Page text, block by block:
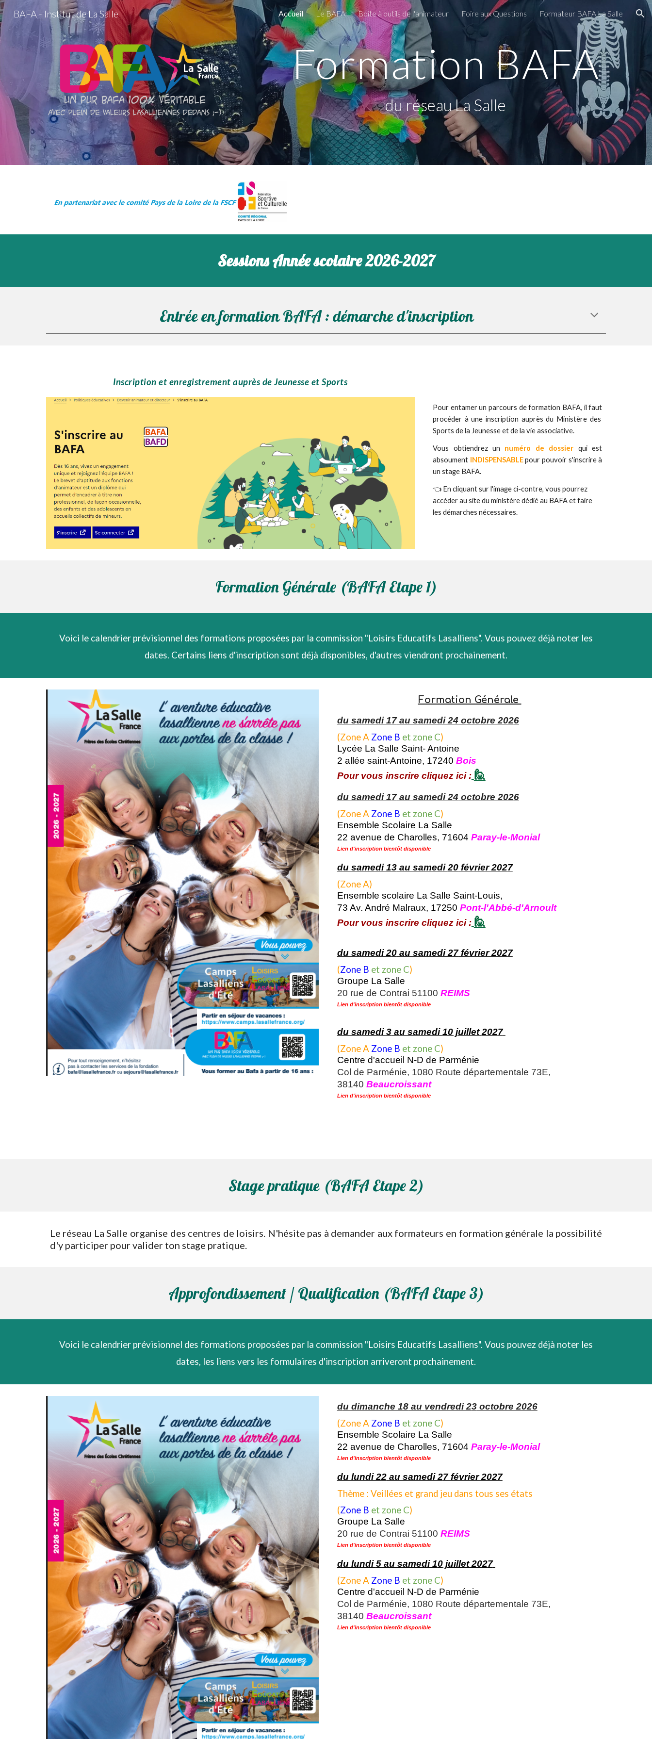
Skip to main content Skip to navigation
BAFA - Institut de La Salle Accueil Le BAFA Boîte à outils de l'animateur Foire aux Questions Formateur BAFA La Salle
Formation BAFA
du réseau La Salle
Sessions Année scolaire 2026-2027
Entrée en formation BAFA : démarche d'inscription
Inscription et enregistrement auprès de Jeunesse et Sports
Pour entamer un parcours de formation BAFA, ilfaut
procéder à une inscription auprès du Ministère des
Sports de la Jeunesse et de la vie associative.
Vous obtiendrez un numéro de dossier qui est
absoument INDISPENSABLEpour pouvoir s'inscrire à
un stage BAFA.
👈 En cliquant sur l'image ci-contre, vous pourrez
accéder au site du ministère dédié au BAFA et faire
les démarches nécessaires.
Formation Générale (BAFA Etape 1)
Voici le calendrier prévisionnel des formations proposées par la commission "Loisirs Educatifs Lasalliens". Vous pouvez déjà noter les
dates. Certains liens d'inscription sont déjà disponibles, d'autres viendront prochainement.
Formation Générale
du samedi 17au samedi 24octobre 2026
(Zone A Zone B et zone C)
Lycée La Salle Saint- Antoine
2 allée saint-Antoine, 17240 Bois
Pour vous inscrire cliquez ici : 🙋
du samedi 17au samedi 24octobre 2026
(Zone A Zone B et zone C)
Ensemble Scolaire La Salle
22 avenue de Charolles, 71604 Paray-le-Monial
Lien d'inscription bientôt disponible
du samedi13au samedi20février 2027
(Zone A)
Ensemble scolaire La Salle Saint-Louis,
73 Av. André Malraux, 17250 Pont-l'Abbé-d'Arnoult
Pour vous inscrire cliquez ici : 🙋
du samedi 20au samedi 27février 2027
(Zone B et zone C)
Groupe La Salle
20 rue de Contrai 51100 REIMS
Lien d'inscription bientôt disponible
du samedi3au samedi10 juillet2027
(Zone A Zone B et zone C)
Centre d'accueil N-D de Parménie
Col de Parménie, 1080 Route départementale 73E,
38140 Beaucroissant
Lien d'inscription bientôt disponible
Stage pratique(BAFA Etape2)
Le réseau La Salle organise des centres de loisirs. N'hésite pas à demander aux formateurs en formation générale la possibilité
d'y participer pour valider ton stage pratique.
Approfondissement / Qualification (BAFA Etape 3)
Voici le calendrier prévisionnel des formations proposées par la commission "Loisirs Educatifs Lasalliens". Vous pouvez déjà noter les
dates, les liens vers les formulaires d'inscription arriveront prochainement.
du dimanche 18au vendredi23octobre 2026
(Zone A Zone B et zone C)
Ensemble Scolaire La Salle
22 avenue de Charolles, 71604 Paray-le-Monial
Lien d'inscription bientôt disponible
du lundi 22au samedi 27février2027
Thème : Veillées et grand jeu dans tous ses états
(Zone B et zone C)
Groupe La Salle
20 rue de Contrai 51100 REIMS
Lien d'inscription bientôt disponible
du lundi5au samedi 10juillet 2027
(Zone A Zone B et zone C)
Centre d'accueil N-D de Parménie
Col de Parménie, 1080 Route départementale 73E,
38140 Beaucroissant
Lien d'inscription bientôt disponible